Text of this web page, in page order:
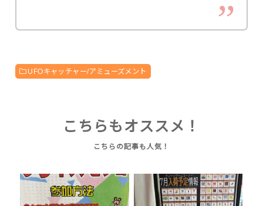
UFOキャッチャー/アミューズメント
こちらもオススメ！